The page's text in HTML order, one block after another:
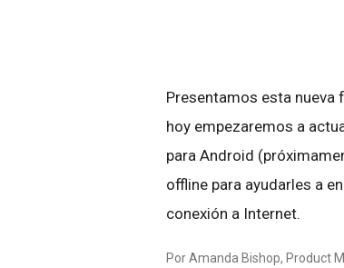
Presentamos esta nueva
hoy empezaremos a
para Android
offline para ayudarles a
conexión a Internet.
Por Amanda Bishop, Product